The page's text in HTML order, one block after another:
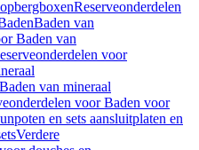
Reserveonderdelen
Baden van
Baden van
voor
van mineraal
voor Baden voor
en sets aansluitplaten en
Verdere